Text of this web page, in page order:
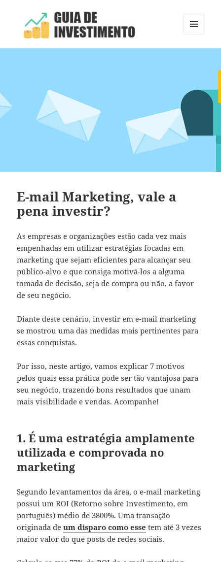
E
E-mail Marketing, vale a
pena investir?
As empresas e organizações estão cada vez mais
empenhadas em utilizar estratégias focadas em
marketing que sejam eficientes para alcançar seu
público-alvo e que consiga motivá-los a alguma
tomada de decisão, seja de compra ou não, a favor
de seu negócio.
Diante deste cenário, investir em e-mail marketing
se mostrou uma das medidas mais pertinentes para
essas conquistas.
Por isso, neste artigo, vamos explicar 7 motivos
pelos quais essa prática pode ser tão vantajosa para
seu negócio, trazendo bons resultados que unam
mais visibilidade e vendas. Acompanhe!
1. É uma estratégia amplamente
utilizada e comprovada no
marketing
Segundo levantamentos da área, o e-mail marketing
possui um ROI (Retorno sobre Investimento, em
português) médio de 3800%. Uma transação
originada deum disparo como esse tem até 3 vezes
maior valor do que posts de redes sociais.